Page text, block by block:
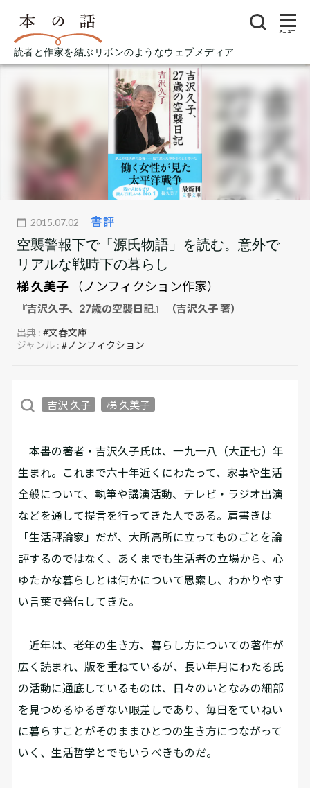
読者と作家を結ぶリボンのようなウェブメディア
メニュー
2015.07.02 書評
空襲警報下で「源氏物語」を読む。意外で
リアルな戦時下の暮らし
梯 久美子
（ノンフィクション作家）
『吉沢久子、27歳の空襲日記』 （吉沢久子 著）
出典 :#文春文庫
ジャンル :#ノンフィクション
吉沢 久子 梯 久美子
本書の著者・吉沢久子氏は、一九一八（大正七）年
生まれ。これまで六十年近くにわたって、家事や生活
全般について、執筆や講演活動、テレビ・ラジオ出演
などを通して提言を行ってきた人である。肩書きは
「生活評論家」だが、大所高所に立ってものごとを論
評するのではなく、あくまでも生活者の立場から、心
ゆたかな暮らしとは何かについて思索し、わかりやす
い言葉で発信してきた。
近年は、老年の生き方、暮らし方についての著作が
広く読まれ、版を重ねているが、長い年月にわたる氏
の活動に通底しているものは、日々のいとなみの細部
を見つめるゆるぎない眼差しであり、毎日をていねい
に暮らすことがそのままひとつの生き方につながって
いく、生活哲学とでもいうべきものだ。